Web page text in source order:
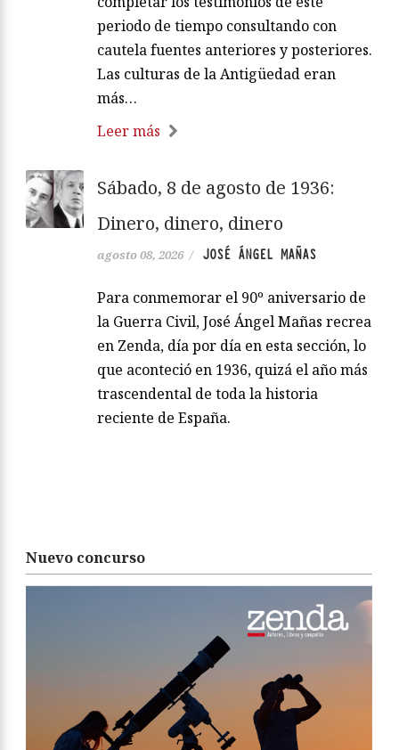
periodo de tiempo consultando con
cautela fuentes anteriores y posteriores.
Las culturas de la Antigüedad eran
más…
Leer más
Sábado, 8 de agosto de 1936:
Dinero, dinero, dinero
agosto 08, 2026 / JOSÉ ÁNGEL MAÑAS
Para conmemorar el 90º aniversario de
la Guerra Civil, José Ángel Mañas recrea
en Zenda, día por día en esta sección, lo
que aconteció en 1936, quizá el año más
trascendental de toda la historia
reciente de España.
Nuevo concurso